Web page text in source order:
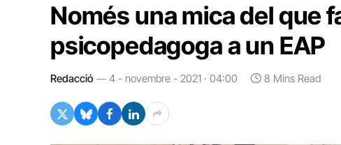
Només una mica del que
psicopedagoga a un EAP
Redacció 4 - novembre - 2021 · 04:00 8 Mins Read